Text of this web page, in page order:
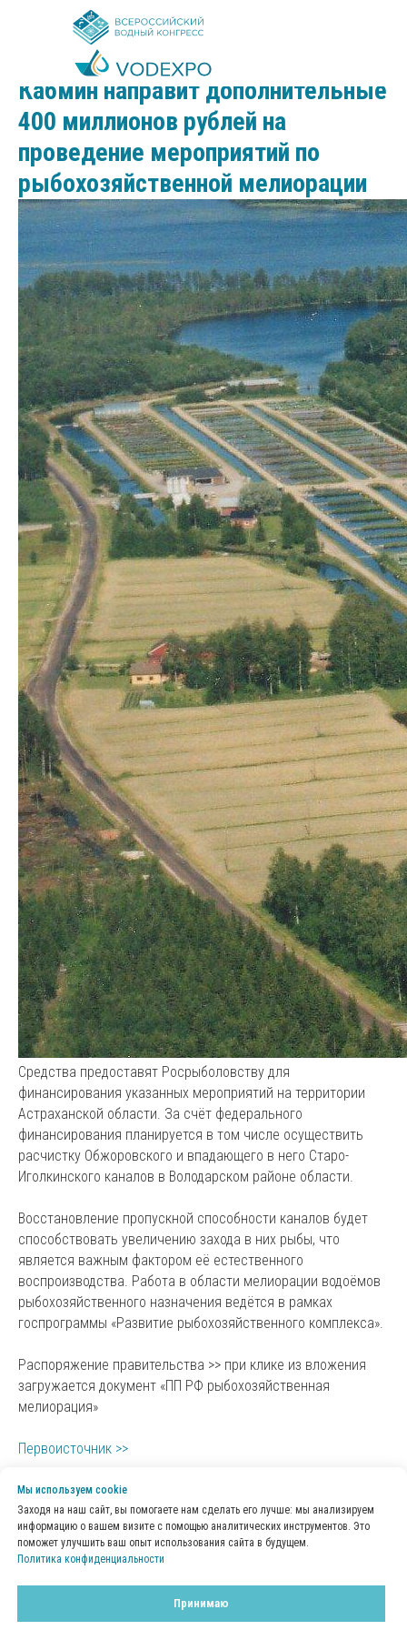
Мы используем сookie
Заходя на наш сайт, вы помогаете нам сделать его лучше: мы анализируем
информацию о вашем визите с помощью аналитических инструментов. Это
поможет улучшить ваш опыт использования сайта в будущем.
Политика конфиденциальности
Принимаю
2025-04-19 12:43
Кабмин направит дополнительные
400 миллионов рублей на
проведение мероприятий по
рыбохозяйственной мелиорации
Средства предоставят Росрыболовству для
финансирования указанных мероприятий на территории
Астраханской области. За счёт федерального
финансирования планируется в том числе осуществить
расчистку Обжоровского и впадающего в него Старо-
Иголкинского каналов в Володарском районе области.
Восстановление пропускной способности каналов будет
способствовать увеличению захода в них рыбы, что
является важным фактором её естественного
воспроизводства. Работа в области мелиорации водоёмов
рыбохозяйственного назначения ведётся в рамках
госпрограммы «Развитие рыбохозяйственного комплекса».
Распоряжение правительства >> при клике из вложения
загружается документ «ПП РФ рыбохозяйственная
мелиорация»
Первоисточник >>